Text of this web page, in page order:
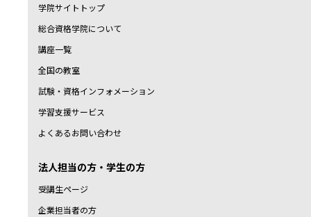
学院サイトトップ
総合資格学院について
講座一覧
全国の教室
試験・資格インフォメーション
学習支援サービス
よくあるお問い合わせ
法人担当の方・学生の方
受講生ページ
企業担当者の方